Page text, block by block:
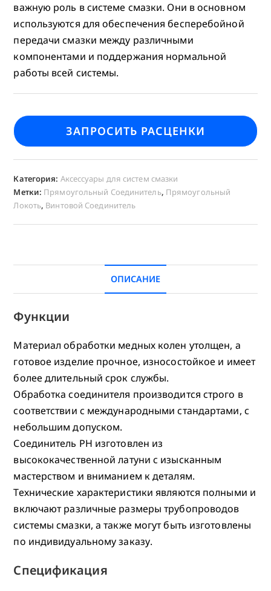
важную роль в системе смазки. Они в основном
используются для обеспечения бесперебойной
передачи смазки между различными
компонентами и поддержания нормальной
работы всей системы.
ЗАПРОСИТЬ РАСЦЕНКИ
Категория: Аксессуары для систем смазки
Метки: Прямоугольный Соединитель, Прямоугольный
Локоть, Винтовой Соединитель
ОПИСАНИЕ
Функции
Материал обработки медных колен утолщен, а
готовое изделие прочное, износостойкое и имеет
более длительный срок службы.
Обработка соединителя производится строго в
соответствии с международными стандартами, с
небольшим допуском.
Соединитель PH изготовлен из
высококачественной латуни с изысканным
мастерством и вниманием к деталям.
Технические характеристики являются полными и
включают различные размеры трубопроводов
системы смазки, а также могут быть изготовлены
по индивидуальному заказу.
Спецификация